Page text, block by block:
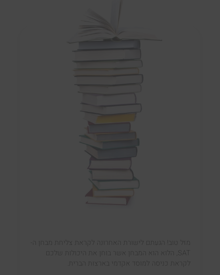
מזל טוב! הגעתם לישורת האחרונה לקראת צליחת מבחן ה-
SAT, הלוא הוא המבחן אשר בוחן את היכולות שלכם
לקראת כניסה למוסד אקדמי בארצות הברית.